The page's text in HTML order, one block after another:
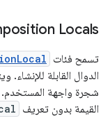
Locals
تسمح فئات
الدوال القابلة
شجرة واجهة المستخدم.
القيمة بدون تعريف